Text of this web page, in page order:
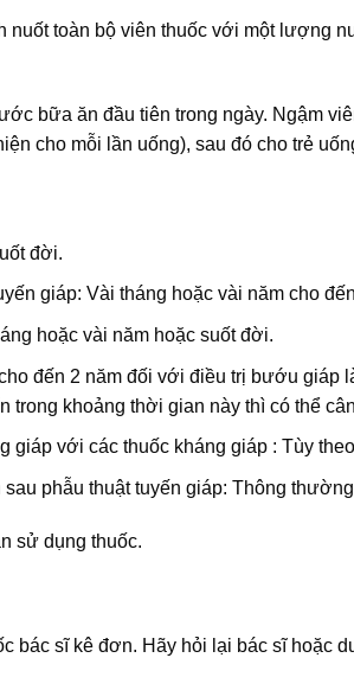
nuốt toàn bộ viên thuốc với một lượng
bữa ăn đầu tiên trong ngày. Ngậm
cho mỗi lần uống), sau đó cho trẻ
đời.
giáp: Vài tháng hoặc vài năm cho
hoặc vài năm hoặc suốt đời.
đến 2 năm đối với điều trị bướu giáp
trong khoảng thời gian này thì có thể
giáp với các thuốc kháng giáp : Tùy
phẫu thuật tuyến giáp: Thông
sử dụng thuốc.
bác sĩ kê đơn. Hãy hỏi lại bác sĩ hoặc